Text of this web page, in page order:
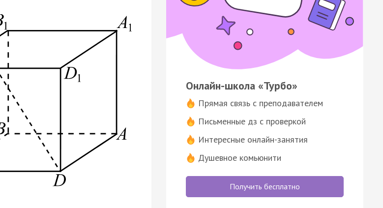
Онлайн-школа «Турбо»
Прямая связь с преподавателем
Письменные дз с проверкой
Интересные онлайн-занятия
Душевное комьюнити
Получить бесплатно